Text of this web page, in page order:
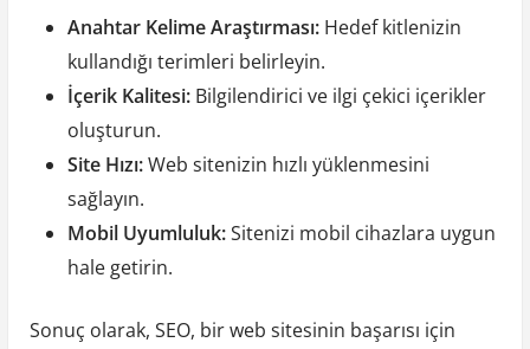
Anahtar Kelime Araştırması:Hedef kitlenizin
kullandığı terimleri belirleyin.
İçerik Kalitesi:Bilgilendirici ve ilgi çekici içerikler
oluşturun.
Site Hızı:Web sitenizin hızlı yüklenmesini
sağlayın.
Mobil Uyumluluk:Sitenizi mobil cihazlara uygun
hale getirin.
Sonuç olarak, SEO, bir web sitesinin başarısı için